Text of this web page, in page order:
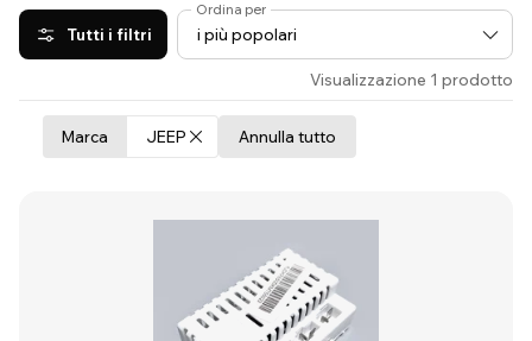
Tutti i filtri
Ordina per
Visualizzazione 1 prodotto
Annulla tutto
Marca JEEP